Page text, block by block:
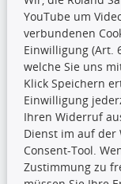
CARAT Gruppe
Folge uns
YouTube um
verbundenen
Einwilligung (Art.
welche Sie uns
Klick Speichern
Einwilligung
Ihren Widerruf
Dienst im auf der
Consent-Tool.
Zustimmung zu